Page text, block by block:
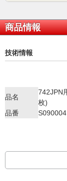
商品情報
技術情報
品名
742JPN
枚)
品番
S090004